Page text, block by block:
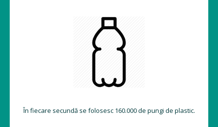
În fiecare secundă se folosesc 160.000 de pungi de plastic.